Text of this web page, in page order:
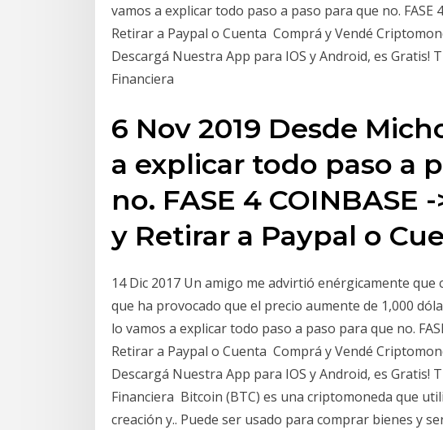
vamos a explicar todo paso a paso para que no. FASE
Retirar a Paypal o Cuenta Comprá y Vendé
Descargá Nuestra App para IOS y Android, es Gratis!
Financiera
6 Nov 2019 Desde
a explicar todo paso a
no. FASE 4 COINBASE
y Retirar a Paypal o
14 Dic 2017 Un amigo me advirtió enérgicamente
que ha provocado que el precio aumente de 1,000
lo vamos a explicar todo paso a paso para que no.
Retirar a Paypal o Cuenta Comprá y Vendé
Descargá Nuestra App para IOS y Android, es Gratis!
Financiera Bitcoin (BTC) es una criptomoneda que
creación y.. Puede ser usado para comprar bienes y